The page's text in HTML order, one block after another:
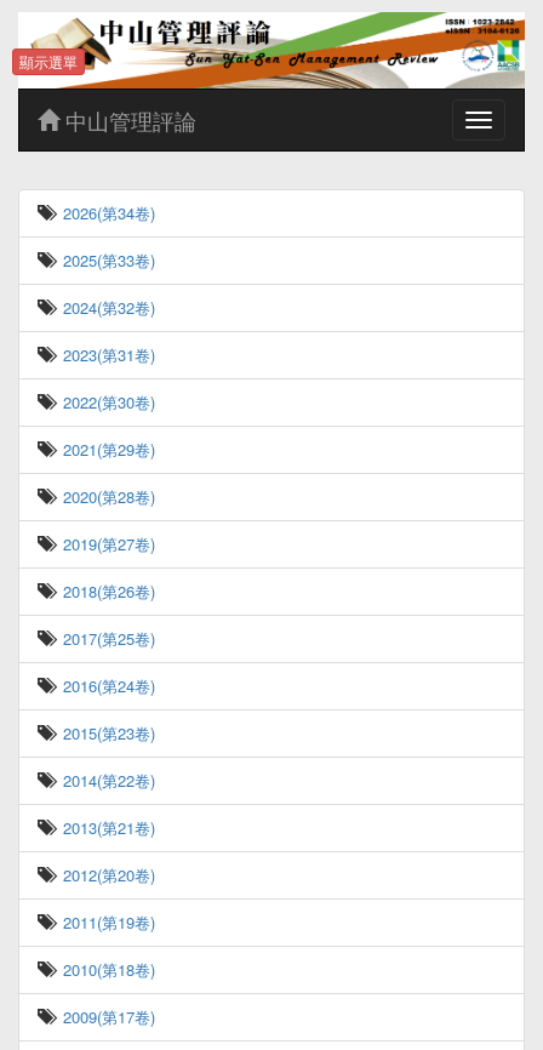
Toggle
中山管理評論
2026(第34卷)
2025(第33卷)
2024(第32卷)
2023(第31卷)
2022(第30卷)
2021(第29卷)
2020(第28卷)
2019(第27卷)
2018(第26卷)
2017(第25卷)
2016(第24卷)
2015(第23卷)
2014(第22卷)
2013(第21卷)
2012(第20卷)
2011(第19卷)
2010(第18卷)
2009(第17卷)
顯示選單